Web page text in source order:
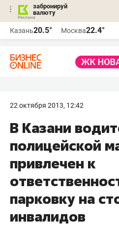
забронируй
валюту
Казань20.5° Москва22.4°
22 октября 2013, 12:42
В Казани
полицейской
привлечен к
парковку на
инвалидов